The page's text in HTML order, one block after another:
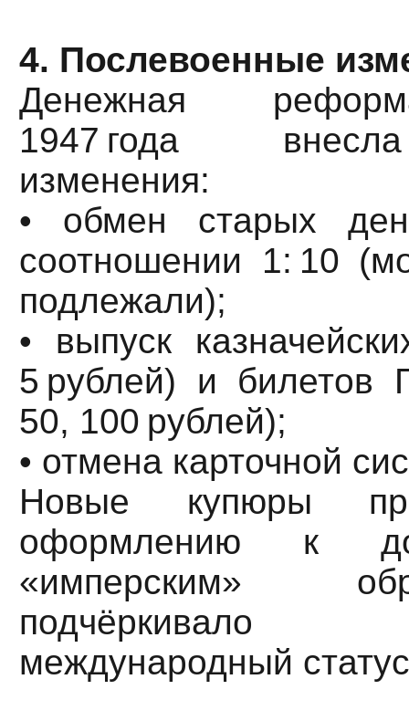
4. Послевоенные
Денежная
1947 года
изменения:
• обмен старых
соотношении 1: 10
подлежали);
• выпуск
5 рублей) и билетов
50, 100 рублей);
• отмена карточной
Новые купюры
оформлению к
«имперским»
международный